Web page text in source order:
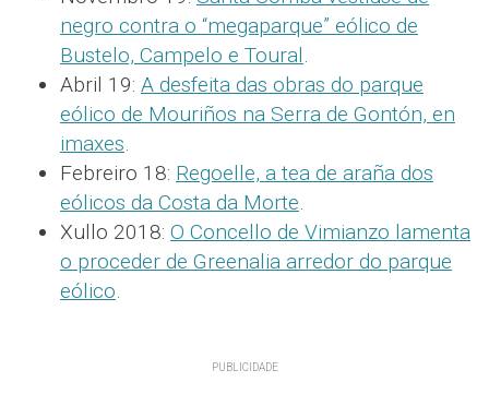
negro contra o “megaparque” eólico de
Bustelo, Campelo e Toural.
Abril 19: A desfeita das obras do parque
eólico de Mouriños na Serra de Gontón, en
imaxes.
Febreiro 18: Regoelle, a tea de araña dos
eólicos da Costa da Morte.
Xullo 2018: O Concello de Vimianzo lamenta
o proceder de Greenalia arredor do parque
eólico.